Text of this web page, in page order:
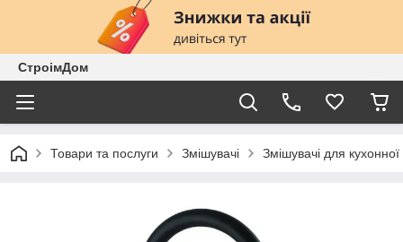
СтроімДом
Товари та послуги Змішувачі Змішувачі для